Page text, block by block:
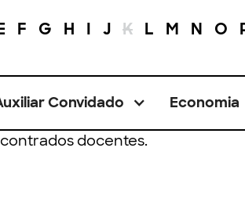
F G H I J K L M N O
Convidado Economia
docentes.